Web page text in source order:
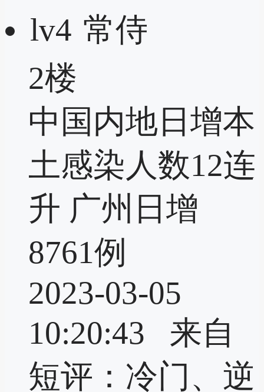
lv4 常侍
2楼
中国内地日增本
土感染人数12连
升 广州日增
8761例
2023-03-05
10:20:43 来自
短评：冷门、逆